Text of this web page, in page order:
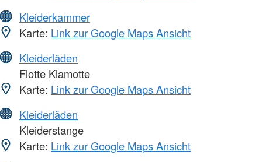
Kleiderkammer
Karte: Link zur Google Maps Ansicht
Kleiderläden
Flotte Klamotte
Karte: Link zur Google Maps Ansicht
Kleiderläden
Kleiderstange
Karte: Link zur Google Maps Ansicht